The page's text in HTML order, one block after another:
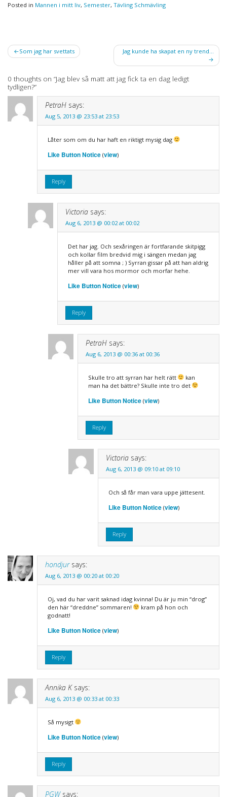
Posted in Mannen i mitt liv, Semester, Tävling Schmävling
PostSom jag har svettats Jag kunde ha skapat en ny trend…
0 thoughts on “Jag blev så matt att jag fick ta en dag ledigt
tydligen?”
PetraH says:
Aug 5, 2013 @ 23:53 at 23:53
Låter som om du har haft en riktigt mysig dag
Like Button Notice(view)
Reply
Victoria says:
Aug 6, 2013 @ 00:02 at 00:02
Det har jag. Och sexåringen är fortfarande skitpigg
och kollar film bredvid mig i sängen medan jag
håller på att somna ; ) Syrran gissar på att han aldrig
mer vill vara hos mormor och morfar hehe.
Like Button Notice(view)
Reply
PetraH says:
Aug 6, 2013 @ 00:36 at 00:36
Skulle tro att syrran har helt rätt
kan
man ha det bättre? Skulle inte tro det
Like Button Notice(view)
Reply
Victoria says:
Aug 6, 2013 @ 09:10 at 09:10
Och så får man vara uppe jättesent.
Like Button Notice(view)
Reply
hondjur says:
Aug 6, 2013 @ 00:20 at 00:20
Oj, vad du har varit saknad idag kvinna! Du är ju min “drog”
den här “dreddne” sommaren!
kram på hon och
godnatt!
Like Button Notice(view)
Reply
Annika K says:
Aug 6, 2013 @ 00:33 at 00:33
Så mysigt
Like Button Notice(view)
Reply
PGW says: